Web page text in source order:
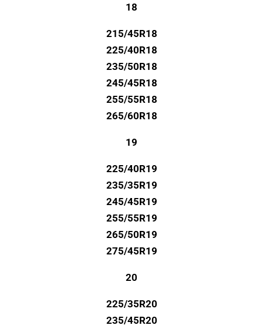
18
215/45R18
225/40R18
235/50R18
245/45R18
255/55R18
265/60R18
19
225/40R19
235/35R19
245/45R19
255/55R19
265/50R19
275/45R19
20
225/35R20
235/45R20